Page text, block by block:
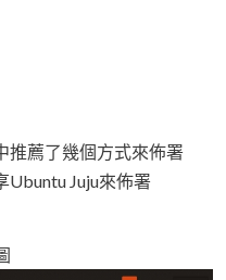
推薦了幾個方式來佈署
Ubuntu Juju來佈署